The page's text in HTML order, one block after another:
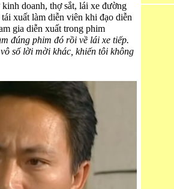
doanh, thợ sắt, lái xe đường
xuất làm diễn viên khi đạo diễn
gia diễn xuất trong phim
đúng phim đó rồi về lái xe tiếp.
số lời mời khác, khiến tôi không